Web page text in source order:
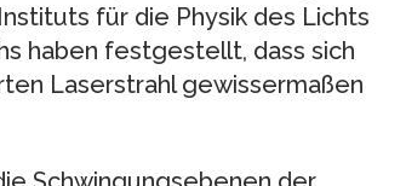
für die Physik des Lichts
haben festgestellt, dass sich
Laserstrahl gewissermaßen